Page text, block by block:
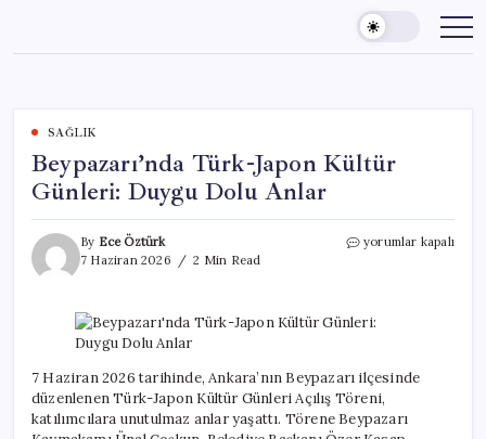
content
SAĞLIK
Beypazarı’nda Türk-Japon Kültür
Günleri: Duygu Dolu Anlar
By Ece Öztürk
7 Haziran 2026
2 Min Read
Beypazarı’nda
Günleri:
Duygu
Anlar
için
yorumlar kapalı
7 Haziran 2026 tarihinde, Ankara’nın Beypazarı ilçesinde
düzenlenen Türk-Japon Kültür Günleri Açılış Töreni,
katılımcılara unutulmaz anlar yaşattı. Törene Beypazarı